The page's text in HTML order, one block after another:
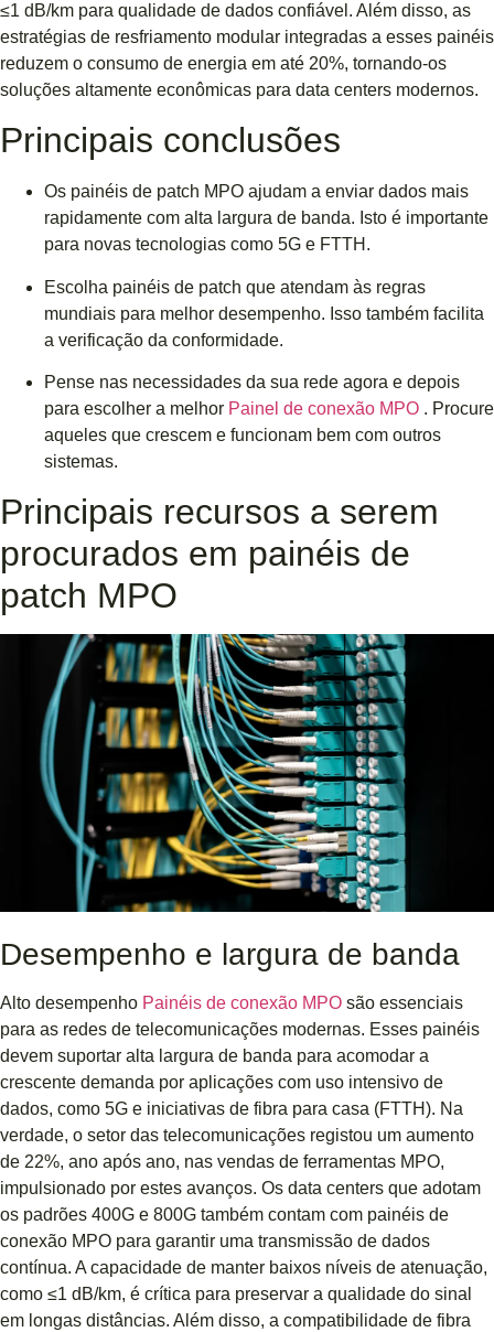
≤1 dB/km para qualidade de dados confiável. Além disso, as
estratégias de resfriamento modular integradas a esses painéis
reduzem o consumo de energia em até 20%, tornando-os
soluções altamente econômicas para data centers modernos.
Principais conclusões
Os painéis de patch MPO ajudam a enviar dados mais
rapidamente com alta largura de banda. Isto é importante
para novas tecnologias como 5G e FTTH.
Escolha painéis de patch que atendam às regras
mundiais para melhor desempenho. Isso também facilita
a verificação da conformidade.
Pense nas necessidades da sua rede agora e depois
para escolher a melhor Painel de conexão MPO . Procure
aqueles que crescem e funcionam bem com outros
sistemas.
Principais recursos a serem
procurados em painéis de
patch MPO
Desempenho e largura de banda
Alto desempenho Painéis de conexão MPO são essenciais
para as redes de telecomunicações modernas. Esses painéis
devem suportar alta largura de banda para acomodar a
crescente demanda por aplicações com uso intensivo de
dados, como 5G e iniciativas de fibra para casa (FTTH). Na
verdade, o setor das telecomunicações registou um aumento
de 22%, ano após ano, nas vendas de ferramentas MPO,
impulsionado por estes avanços. Os data centers que adotam
os padrões 400G e 800G também contam com painéis de
conexão MPO para garantir uma transmissão de dados
contínua. A capacidade de manter baixos níveis de atenuação,
como ≤1 dB/km, é crítica para preservar a qualidade do sinal
em longas distâncias. Além disso, a compatibilidade de fibra